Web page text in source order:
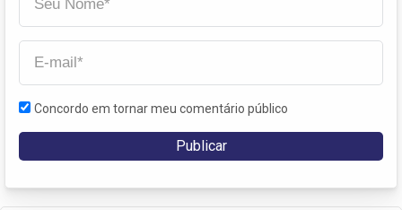
Concordo em tornar meu comentário público